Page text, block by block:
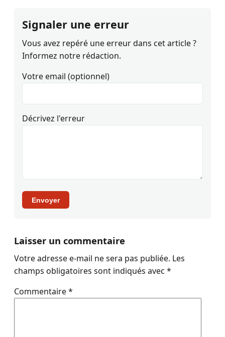
Signaler une erreur
Vous avez repéré une erreur dans cet article ?
Informez notre rédaction.
Votre email (optionnel)
Décrivez l'erreur
Envoyer
Laisser un commentaire
Votre adresse e-mail ne sera pas publiée. Les
champs obligatoires sont indiqués avec *
Commentaire*